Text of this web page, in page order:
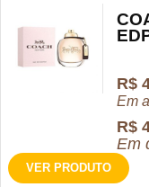
R$
Em
R$
Em
VER PRODUTO